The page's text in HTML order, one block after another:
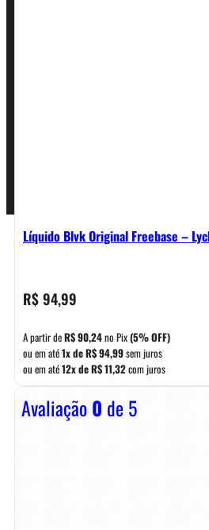
Líquido Blvk Original Freebase –
R$94,99
A partir deR$90,24no Pix(5% OFF)
ou em até1x deR$94,99sem juros
ou em até12x deR$11,32com juros
Avaliação0 de 5
Política de Garantia,